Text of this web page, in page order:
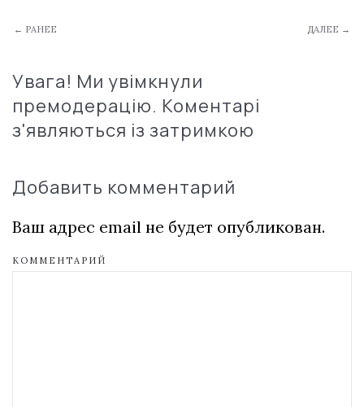
← РАНЕЕ ДАЛЕЕ →
Увага! Ми увімкнули
премодерацію. Коментарі
з'являються із затримкою
Добавить комментарий
Ваш адрес email не будет опубликован.
КОММЕНТАРИЙ